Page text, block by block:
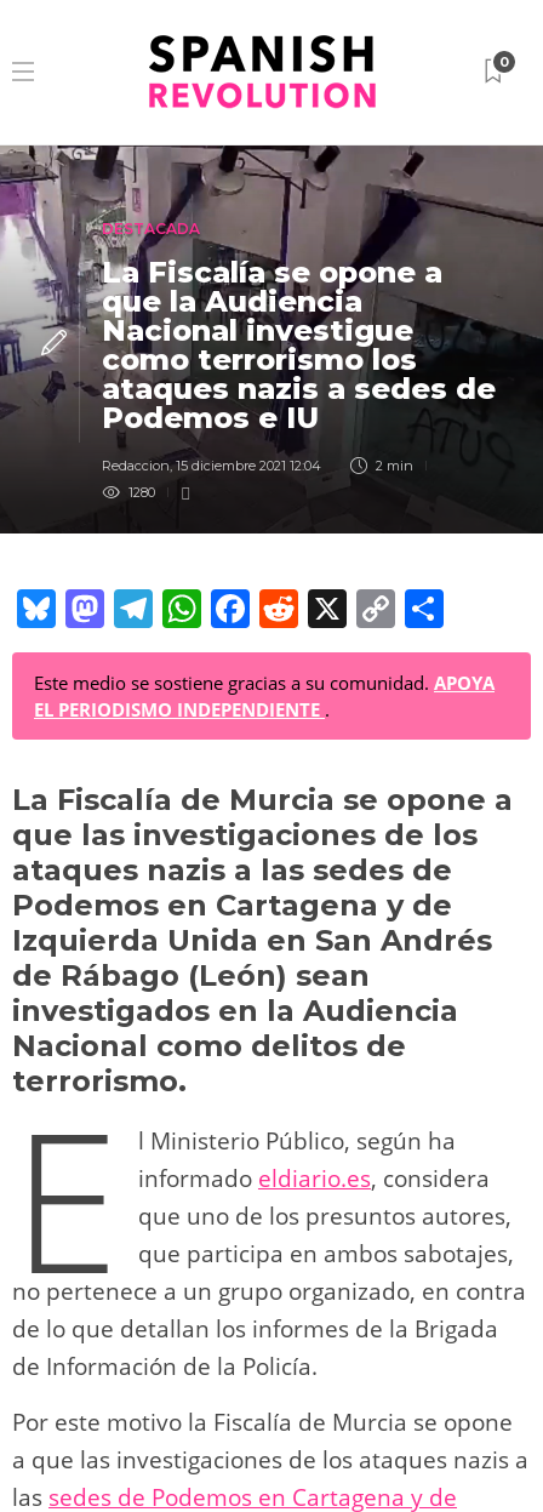
0
DESTACADA
La Fiscalía se opone a
que la Audiencia
Nacional investigue
como terrorismo los
ataques nazis a sedes de
Podemos e IU
Redaccion,15 diciembre 2021 12:04
2 min
1280
Bl
u
e
sk
y
M
a
st
o
d
o
n
T
el
e
gr
a
m
W
h
at
s
A
p
p
F
a
c
e
b
o
o
k
R
e
d
di
t
X
C
o
p
y
Li
n
k
o
m
p
ar
tir
Este medio se sostiene gracias a su comunidad. APOYA
EL PERIODISMO INDEPENDIENTE .
La Fiscalía de Murcia se opone a
que las investigaciones de los
ataques nazis a las sedes de
Podemos en Cartagena y de
Izquierda Unida en San Andrés
de Rábago (León) sean
investigados en la Audiencia
Nacional como delitos de
terrorismo.
E
l Ministerio Público, según ha
informado eldiario.es, considera
que uno de los presuntos autores,
que participa en ambos sabotajes,
no pertenece a un grupo organizado, en contra
de lo que detallan los informes de la Brigada
de Información de la Policía.
Por este motivo la Fiscalía de Murcia se opone
a que las investigaciones de los ataques nazis a
las sedes de Podemos en Cartagena y de